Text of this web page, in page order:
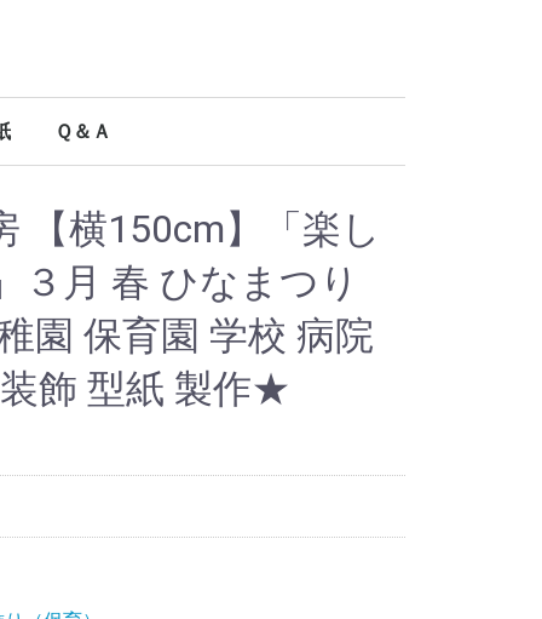
Ｑ＆Ａ
【横150cm】「楽し
３月 春 ひなまつり
園 保育園 学校 病院
飾 型紙 製作★